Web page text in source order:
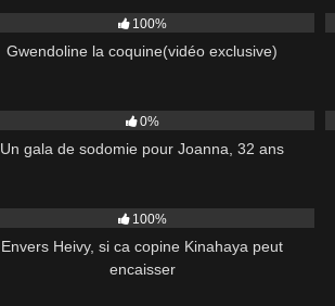
100%
Gwendoline la coquine(vidéo exclusive)
0%
Un gala de sodomie pour Joanna, 32 ans
100%
Envers Heivy, si ca copine Kinahaya peut
encaisser